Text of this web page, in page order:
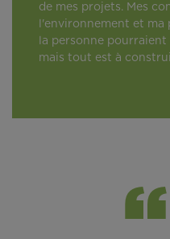
de mes projets. Mes
l'environnement et ma
la personne
mais tout est à